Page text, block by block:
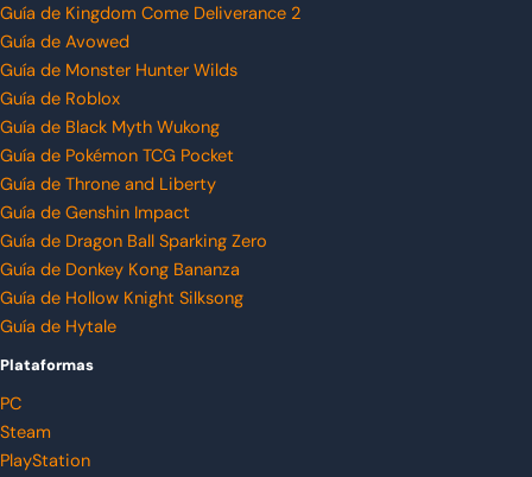
Guía de Kingdom Come Deliverance 2
Guía de Avowed
Guía de Monster Hunter Wilds
Guía de Roblox
Guía de Black Myth Wukong
Guía de Pokémon TCG Pocket
Guía de Throne and Liberty
Guía de Genshin Impact
Guía de Dragon Ball Sparking Zero
Guía de Donkey Kong Bananza
Guía de Hollow Knight Silksong
Guía de Hytale
Plataformas
PC
Steam
PlayStation